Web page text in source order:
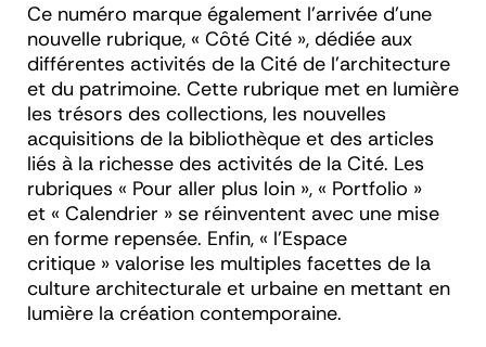
Ce numéro marque également l’arrivée d’une
nouvelle rubrique, « Côté Cité », dédiée aux
différentes activités de la Cité de l’architecture
et du patrimoine. Cette rubrique met en lumière
les trésors des collections, les nouvelles
acquisitions de la bibliothèque et des articles
liés à la richesse des activités de la Cité. Les
rubriques « Pour aller plus loin », « Portfolio »
et « Calendrier » se réinventent avec une mise
en forme repensée. Enfin, « l’Espace
critique » valorise les multiples facettes de la
culture architecturale et urbaine en mettant en
lumière la création contemporaine.